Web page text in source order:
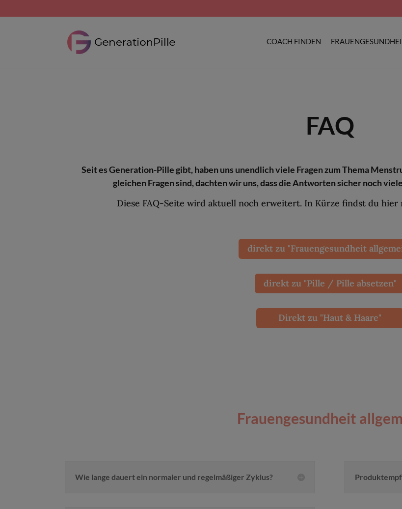
COACH FINDEN
FAQ
Seit es Generation-Pille gibt, haben uns unendlich viele Fragen zum Thema
gleichen Fragen sind, dachten wir uns, dass die Antworten sicher noch
Diese FAQ-Seite wird aktuell noch erweitert. In Kürze findst du
direkt zu "Frauengesundheit
direkt zu "Pille / Pille absetzen"
Direkt zu "Haut & Haare"
Frauengesundheit
Wie lange dauert ein normaler und regelmäßiger Zyklus?